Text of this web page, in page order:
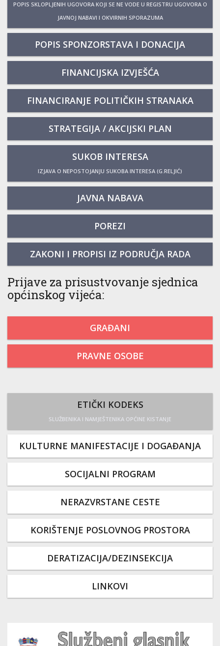
POPIS SKLOPLJENIH UGOVORA KOJI SE NE VODE U REGISTRU UGOVORA O
JAVNOJ NABAVI I OKVIRNIH SPORAZUMA
POPIS SPONZORSTAVA I DONACIJA
FINANCIJSKA IZVJEŠĆA
FINANCIRANJE POLITIČKIH STRANAKA
STRATEGIJA / AKCIJSKI PLAN
SUKOB INTERESA
IZJAVA O NEPOSTOJANJU SUKOBA INTERESA (G.RELJIĆ)
JAVNA NABAVA
POREZI
ZAKONI I PROPISI IZ PODRUČJA RADA
Prijave za prisustvovanje sjednica
općinskog vijeća:
GRAĐANI
PRAVNE OSOBE
ETIČKI KODEKS
SLUŽBENIKA I NAMJEŠTENIKA OPĆINE KISTANJE
KULTURNE MANIFESTACIJE I DOGAĐANJA
SOCIJALNI PROGRAM
NERAZVRSTANE CESTE
KORIŠTENJE POSLOVNOG PROSTORA
DERATIZACIJA/DEZINSEKCIJA
LINKOVI